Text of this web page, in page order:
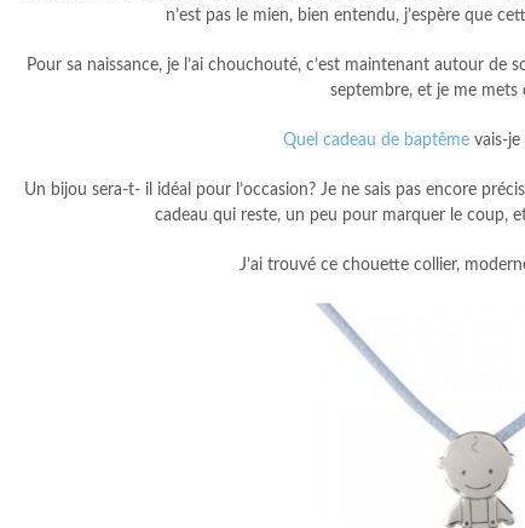
n’est pas le mien, bien entendu, j’espère que
Pour sa naissance, je l’ai chouchouté, c’est maintenant autour de
septembre, et je me mets
Quel cadeau de baptême vais-
Un bijou sera-t- il idéal pour l’occasion? Je ne sais pas encore
cadeau qui reste, un peu pour marquer le coup,
J’ai trouvé ce chouette collier,